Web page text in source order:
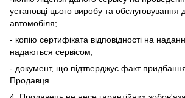
установці цього виробу та обслуговування
автомобіля;
- копію сертифіката відповідності на
надаються сервісом;
- документ, що підтверджує факт
Продавця.